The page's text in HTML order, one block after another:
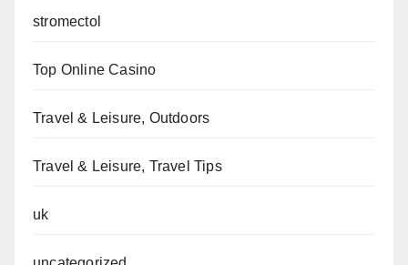
stromectol
Top Online Casino
Travel & Leisure, Outdoors
Travel & Leisure, Travel Tips
uk